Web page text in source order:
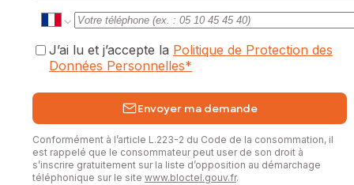
J’ai lu et j’accepte la Politique de Protection des
Données Personnelles*
Envoyer ma demande
Conformément à l’article L.223-2 du Code de la consommation, il
est rappelé que le consommateur peut user de son droit à
s’inscrire gratuitement sur la liste d’opposition au démarchage
téléphonique sur le site www.bloctel.gouv.fr.